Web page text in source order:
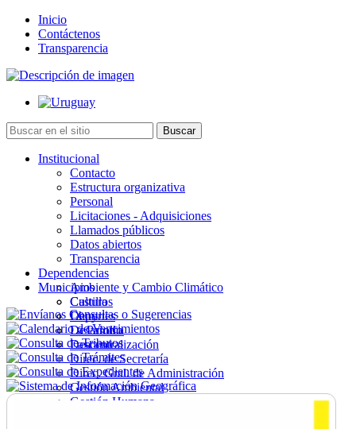
Inicio
Contáctenos
Transparencia
Institucional
Contacto
Estructura organizativa
Personal
Licitaciones - Adquisiciones
Llamados públicos
Datos abiertos
Transparencia
Dependencias
Ambiente y Cambio Climático
Cultura
Deportes
Desarrollo
Descentralización
Direc. de Secretaría
Direc. Gral. de Administración
Gestión Ambiental
Gestión Humana
Municipios
Castillos
Chuy
La Paloma
Lascano